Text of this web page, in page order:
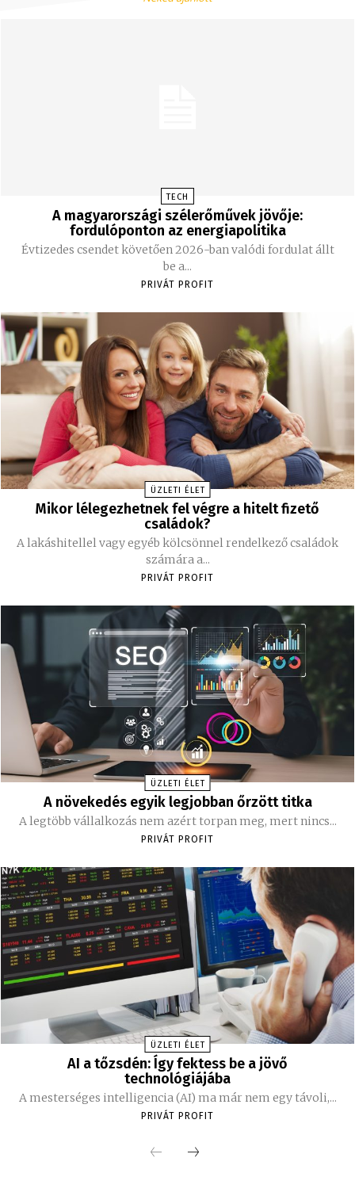
TECH
A magyarországi szélerőművek jövője:
fordulóponton az energiapolitika
Évtizedes csendet követően 2026-ban valódi fordulat állt
be a...
PRIVÁT PROFIT
ÜZLETI ÉLET
Mikor lélegezhetnek fel végre a hitelt fizető
családok?
A lakáshitellel vagy egyéb kölcsönnel rendelkező családok
számára a...
PRIVÁT PROFIT
ÜZLETI ÉLET
A növekedés egyik legjobban őrzött titka
A legtöbb vállalkozás nem azért torpan meg, mert nincs...
PRIVÁT PROFIT
ÜZLETI ÉLET
AI a tőzsdén: Így fektess be a jövő
technológiájába
A mesterséges intelligencia (AI) ma már nem egy távoli,...
PRIVÁT PROFIT